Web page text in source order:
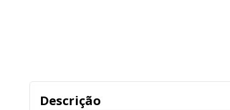
Descrição